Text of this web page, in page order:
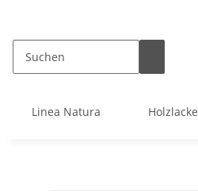
Linea Natura Holzlacke